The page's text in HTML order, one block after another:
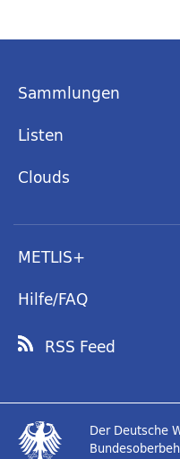
Sammlungen
Listen
Clouds
METLIS+
Hilfe/FAQ
RSS Feed
Der Deutsche